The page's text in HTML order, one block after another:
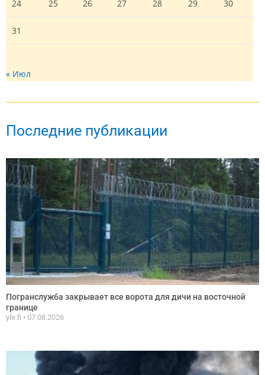
24 25 26 27 28 29 30
31
« Июл
Последние публикации
Погранслужба закрывает все ворота для дичи на восточной
границе
yle.fi 07.08.2026